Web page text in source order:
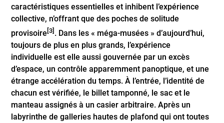
caractéristiques essentielles et inhibent l’expérience
collective, n’offrant que des poches de solitude
provisoire[3] . Dans les « méga-musées » d’aujourd’hui,
toujours de plus en plus grands, l’expérience
individuelle est elle aussi gouvernée par un excès
d’espace, un contrôle apparemment panoptique, et une
étrange accélération du temps. À l’entrée, l’identité de
chacun est vérifiée, le billet tamponné, le sac et le
manteau assignés à un casier arbitraire. Après un
labyrinthe de galleries hautes de plafond qui ont toutes